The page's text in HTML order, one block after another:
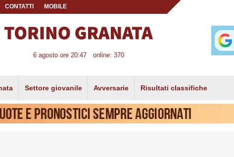
CONTATTI MOBILE
6 agosto ore 20:47 online: 370
Settore giovanile Avversarie Risultati classifiche